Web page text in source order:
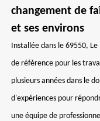
changement de
et ses environs
Installée dans le 69550,
de référence pour les
plusieurs années dans le
d'expériences pour
une équipe de